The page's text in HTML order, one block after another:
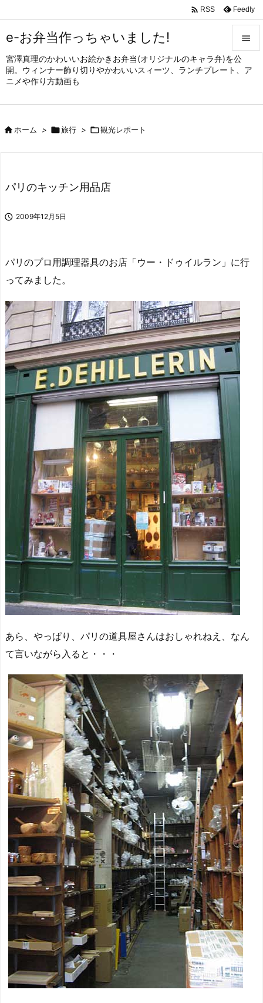
e-お弁当作っちゃいました!
宮澤真理のかわいいお絵かきお弁当(オリジナルのキャラ弁)を公
開。ウィンナー飾り切りやかわいいスィーツ、ランチプレート、ア
ニメや作り方動画も


メニュ
サイド

 RSS Feedly
ホーム > 旅行 > 観光レポート
パリのキッチン用品店
 2009年12月5日
パリのプロ用調理器具のお店「ウー・ドゥイルラン」に行
ってみました。
あら、やっぱり、パリの道具屋さんはおしゃれねえ、なん
て言いながら入ると・・・